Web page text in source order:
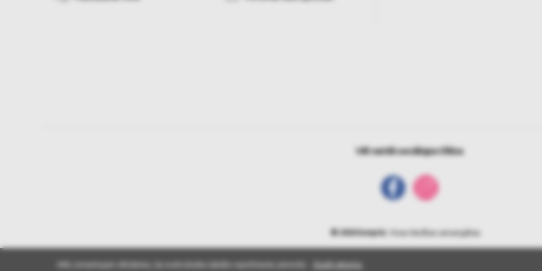
Vēl vairāk sociālajos tīklos
© 2026 bonprix . Visas tiesības aizsargātas.
Skatīt detaļas